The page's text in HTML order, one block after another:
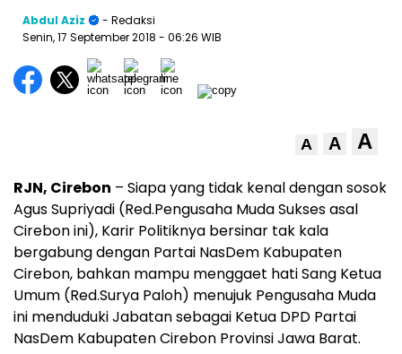
Abdul Aziz
- Redaksi
Senin, 17 September 2018 - 06:26 WIB
A A A
RJN, Cirebon – Siapa yang tidak kenal dengan sosok
Agus Supriyadi (Red.Pengusaha Muda Sukses asal
Cirebon ini), Karir Politiknya bersinar tak kala
bergabung dengan Partai NasDem Kabupaten
Cirebon, bahkan mampu menggaet hati Sang Ketua
Umum (Red.Surya Paloh) menujuk Pengusaha Muda
ini menduduki Jabatan sebagai Ketua DPD Partai
NasDem Kabupaten Cirebon Provinsi Jawa Barat.